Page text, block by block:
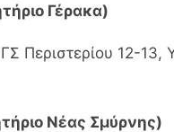
Γέρακα)
Περιστερίου 12-
Νέας Σμύρνης)